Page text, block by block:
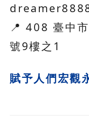
📍 408 臺中
號9樓之1
賦予人們宏觀